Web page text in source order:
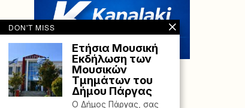
DON'T MISS
Ετήσια Μουσική
Εκδήλωση των
Μουσικών
Τμημάτων του
Δήμου Πάργας
Ο Δήμος Πάργας, σας